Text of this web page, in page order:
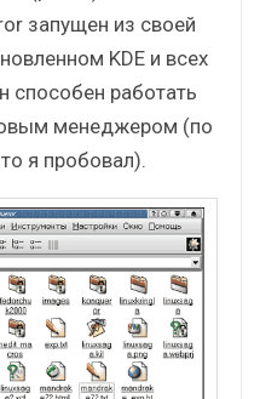
запущен из своей
KDE и всех
способен работать
менеджером (по
я пробовал).